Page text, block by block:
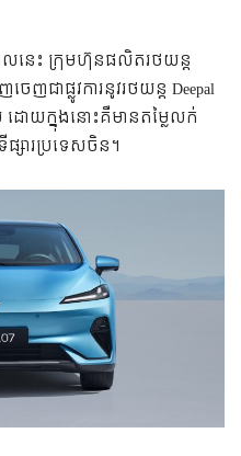
លនេះ ក្រុមហ៊ុនផលិតរថយន្ត
ចេញជាផ្លូវការនូវរថយន្ត Deepal
ដោយក្នុងនោះគឺមានតម្លៃលក់
សារប្រទេសចិន។